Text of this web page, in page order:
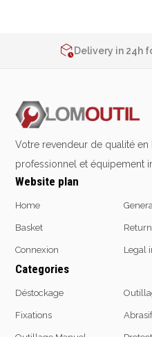
Delivery in 24h
Votre revendeur de qualité
professionnel et équipement
Website plan
Home
Basket
Connexion Legal
Categories
Déstockage
Fixations